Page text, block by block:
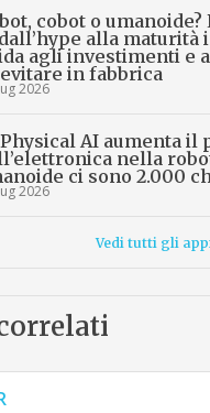
cobot o umanoide?
alla maturità
agli investimenti e
in fabbrica
2026
AI aumenta il
nella
ci sono 2.000
2026
Vedi tutti gli